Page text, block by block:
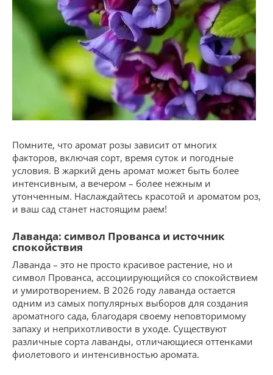
Помните, что аромат розы зависит от многих
факторов, включая сорт, время суток и погодные
условия. В жаркий день аромат может быть более
интенсивным, а вечером – более нежным и
утонченным. Наслаждайтесь красотой и ароматом роз,
и ваш сад станет настоящим раем!
Лаванда: символ Прованса и источник
спокойствия
Лаванда – это не просто красивое растение, но и
символ Прованса, ассоциирующийся со спокойствием
и умиротворением. В 2026 году лаванда остается
одним из самых популярных выборов для создания
ароматного сада, благодаря своему неповторимому
запаху и неприхотливости в уходе. Существуют
различные сорта лаванды, отличающиеся оттенками
фиолетового и интенсивностью аромата.